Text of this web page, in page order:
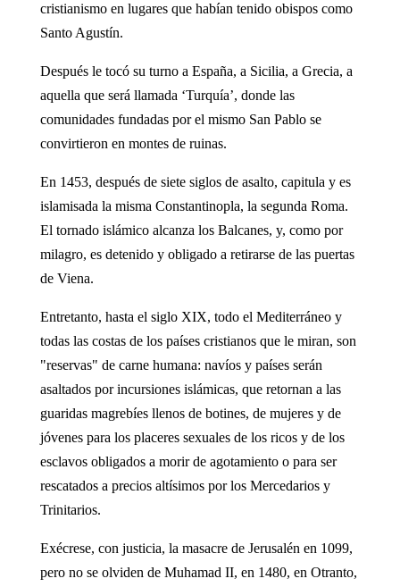
cristianismo en lugares que habían tenido obispos como
Santo Agustín.
Después le tocó su turno a España, a Sicilia, a Grecia, a
aquella que será llamada ‘Turquía’, donde las
comunidades fundadas por el mismo San Pablo se
convirtieron en montes de ruinas.
En 1453, después de siete siglos de asalto, capitula y es
islamisada la misma Constantinopla, la segunda Roma.
El tornado islámico alcanza los Balcanes, y, como por
milagro, es detenido y obligado a retirarse de las puertas
de Viena.
Entretanto, hasta el siglo XIX, todo el Mediterráneo y
todas las costas de los países cristianos que le miran, son
"reservas" de carne humana: navíos y países serán
asaltados por incursiones islámicas, que retornan a las
guaridas magrebíes llenos de botines, de mujeres y de
jóvenes para los placeres sexuales de los ricos y de los
esclavos obligados a morir de agotamiento o para ser
rescatados a precios altísimos por los Mercedarios y
Trinitarios.
Exécrese, con justicia, la masacre de Jerusalén en 1099,
pero no se olviden de Muhamad II, en 1480, en Otranto,